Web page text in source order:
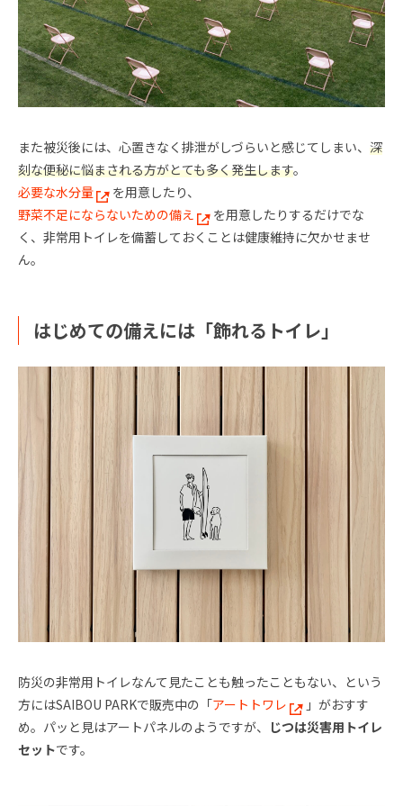
また被災後には、心置きなく排泄がしづらいと感じてしまい、 深
刻な便秘に悩まされる方がとても多く発生します。
必要な水分量
を用意したり、
野菜不足にならないための備え
を用意したりするだけでな
く、非常用トイレを備蓄しておくことは健康維持に欠かせませ
ん。
はじめての備えには「飾れるトイレ」
防災の非常用トイレなんて見たことも触ったこともない、という
方にはSAIBOU PARKで販売中の「アートトワレ
」がおすす
め。パッと見はアートパネルのようですが、 じつは災害用トイレ
セットです。